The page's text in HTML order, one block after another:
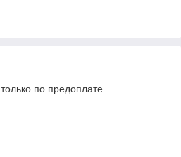
по предоплате.